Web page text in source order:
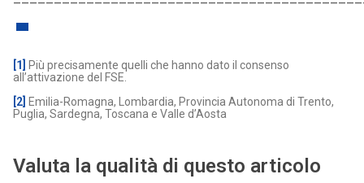
[1]
Più precisamente quelli che hanno dato il consenso
all’attivazione del FSE.
[2] Emilia-Romagna, Lombardia, Provincia Autonoma di Trento,
Puglia, Sardegna, Toscana e Valle d’Aosta
Valuta la qualità di questo articolo